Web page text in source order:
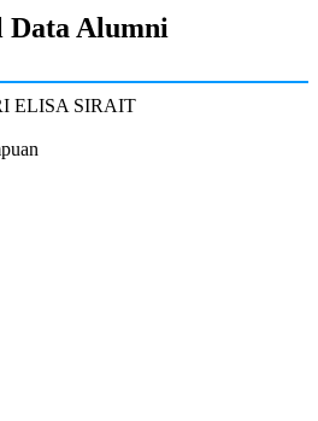
Data Alumni
ELISA SIRAIT